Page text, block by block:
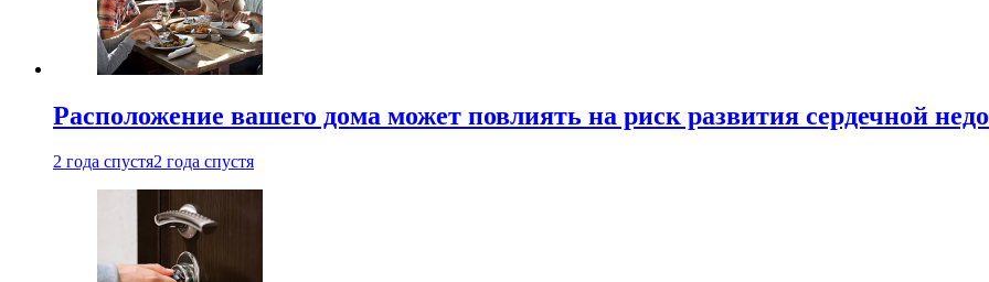
Расположение вашего дома может повлиять на риск развития сердечной
2 года спустя2 года спустя